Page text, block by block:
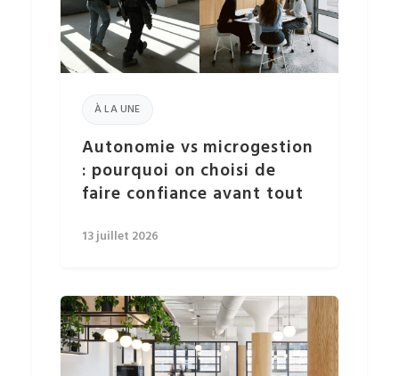
À LA UNE
Autonomie vs microgestion
: pourquoi on choisi de
faire confiance avant tout
13 juillet 2026